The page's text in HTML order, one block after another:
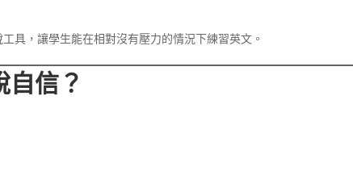
具，讓學生能在相對沒有壓力的情況下練習英文。
自信？